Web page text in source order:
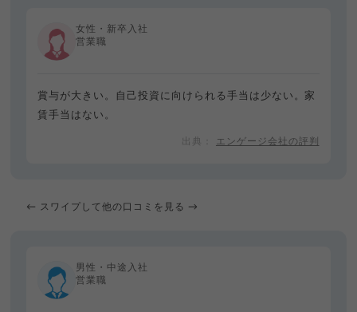
女性・新卒入社
営業職
賞与が大きい。自己投資に向けられる手当は少ない。家
賃手当はない。
エンゲージ会社の評判
← スワイプして他の口コミを見る →
男性・中途入社
営業職